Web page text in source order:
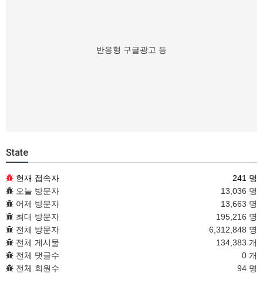
반응형 구글광고 등
State
현재 접속자
241 명
오늘 방문자
13,036 명
어제 방문자
13,663 명
최대 방문자
195,216 명
전체 방문자
6,312,848 명
전체 게시물
134,383 개
전체 댓글수
0 개
전체 회원수
94 명